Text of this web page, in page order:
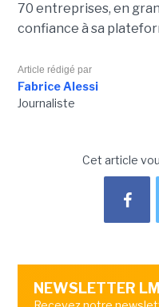
70 entreprises, en
confiance à sa
Article rédigé par
Fabrice Alessi
Journaliste
Cet article
NEWSLETTER LMI